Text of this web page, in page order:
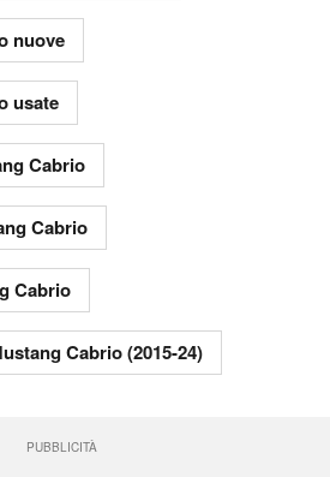
nuove
usate
Cabrio
Cabrio
Cabrio
Cabrio (2015-24)
PUBBLICITÀ